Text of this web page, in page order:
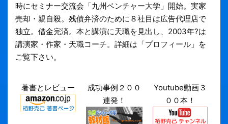
時にセミナー交流会「九州ベンチャー大学」開始。実家
売却・親自殺。残債弁済のために８社目は広告代理店で
独立。借金完済。本と講演に天職を見出し、2003年?は
講演家・作家・天職コーチ。詳細は「プロフィール 」を
ご覧下さい。
著書とレビュー
成功事例２００
連発！
Youtube動画３
００本！